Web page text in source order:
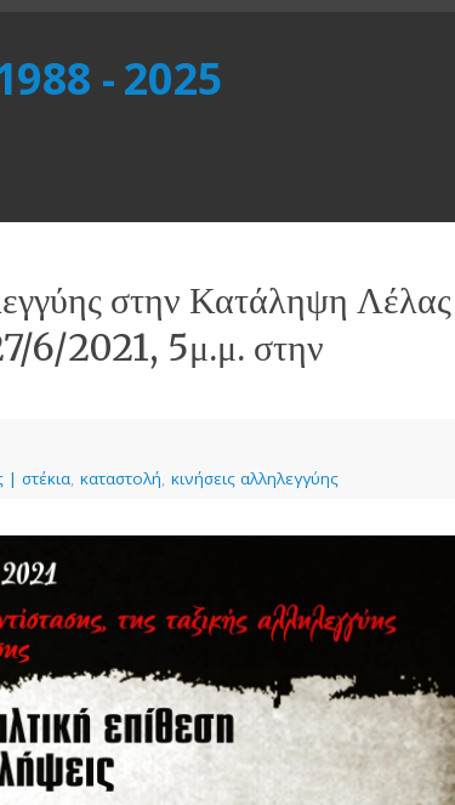
- 2025
στην Κατάληψη Λέλας
6/2021, 5μ.μ. στην
| στέκια, καταστολή, κινήσεις αλληλεγγύης